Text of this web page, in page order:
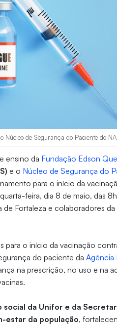
de Segurança do Paciente do
ensino da Fundação Edson
e o Núcleo de Segurança do
para o início da
feira, dia 8 de maio, das
Fortaleza e colaboradores
o início da vacinação
do paciente daAgência
na prescrição, no uso e na
social da Unifor e da
estar da população,